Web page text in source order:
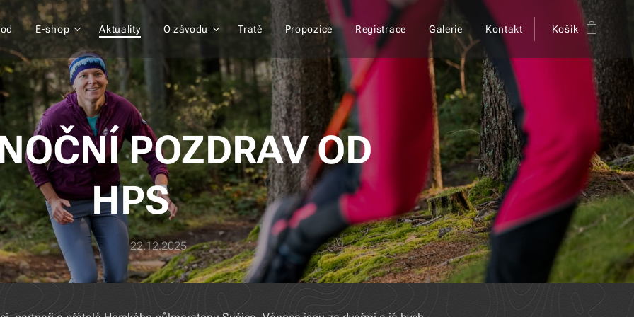
E-shop Aktuality O závodu Tratě Propozice Registrace Galerie Kontakt Košík
POZDRAV OD
HPS 🎄
22.12.2025